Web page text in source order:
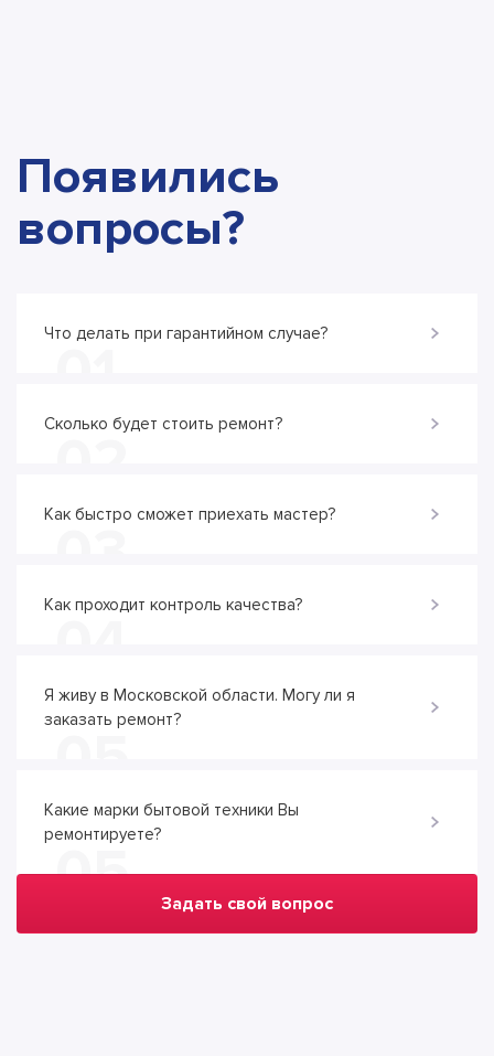
Появились
вопросы?
Что делать при гарантийном случае?
Сколько будет стоить ремонт?
Как быстро сможет приехать мастер?
Как проходит контроль качества?
Я живу в Московской области. Могу ли я
заказать ремонт?
Какие марки бытовой техники Вы
ремонтируете?
05 Задать свой вопрос